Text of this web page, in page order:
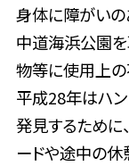
身体に障がい
中道海浜公園を
物等に使用上の
平成28年はハ
発見するために
ードや途中の休